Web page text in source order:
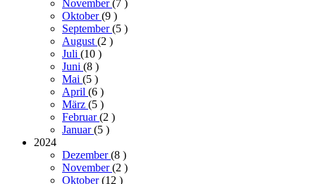
November(7 )
Oktober(9 )
September(5 )
August(2 )
Juli (10 )
Juni (8 )
Mai (5 )
April (6 )
März (5 )
Februar(2 )
Januar(5 )
2024
Dezember(8 )
November(2 )
Oktober(12 )